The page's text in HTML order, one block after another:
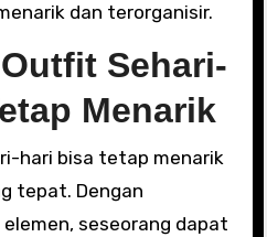
dan terorganisir.
Sehari-
Menarik
hari bisa tetap menarik
tepat. Dengan
seseorang dapat